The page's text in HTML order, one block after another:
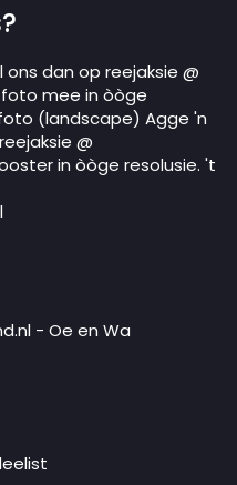
dan op reejaksie @
mee in òòge
(landscape) Agge 'n
@
in òòge resolusie. 't
- Oe en Wa